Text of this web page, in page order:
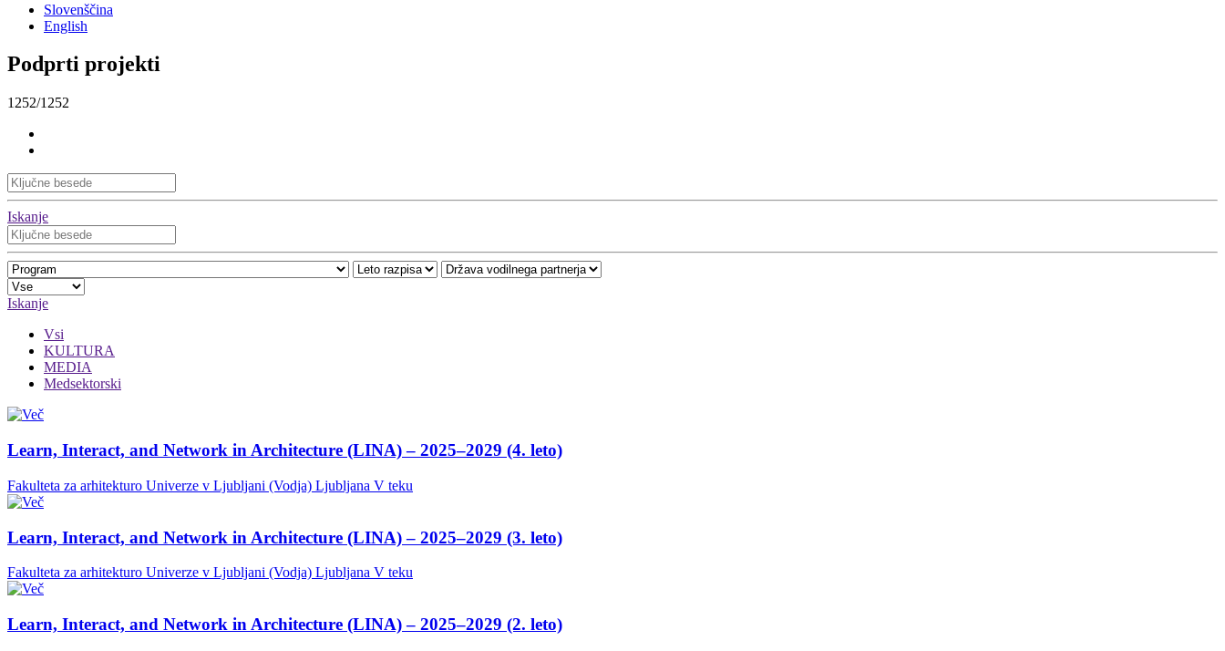
Slovenščina
English
Podprti projekti
1252/1252
Iskanje
Iskanje
Vsi
KULTURA
MEDIA
Medsektorski
Learn, Interact, and Network in Architecture (LINA) – 2025–2029 (4. leto)
Fakulteta za arhitekturo Univerze v Ljubljani (Vodja) Ljubljana V teku
Learn, Interact, and Network in Architecture (LINA) – 2025–2029 (3. leto)
Fakulteta za arhitekturo Univerze v Ljubljani (Vodja) Ljubljana V teku
Learn, Interact, and Network in Architecture (LINA) – 2025–2029 (2. leto)